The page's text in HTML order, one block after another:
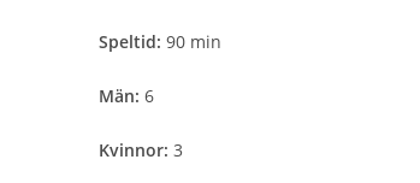
Speltid: 90 min
Män: 6
Kvinnor: 3